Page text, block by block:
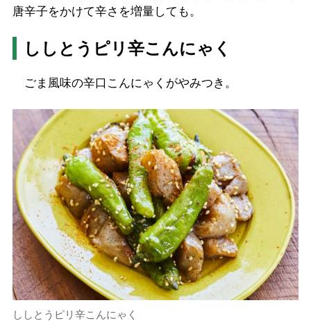
唐辛子をかけて辛さを増量しても。
ししとうピリ辛こんにゃく
ごま風味の辛口こんにゃくがやみつき。
ししとうピリ辛こんにゃく